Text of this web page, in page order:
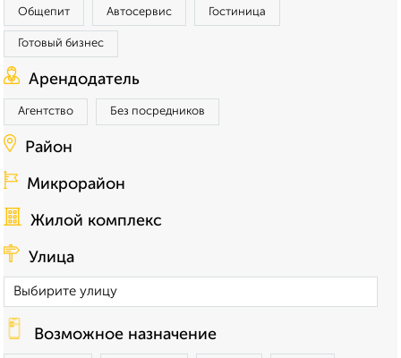
Общепит Автосервис Гостиница
Готовый бизнес
Арендодатель
Агентство Без посредников
Район
Микрорайон
Жилой комплекс
Улица
Возможное назначение